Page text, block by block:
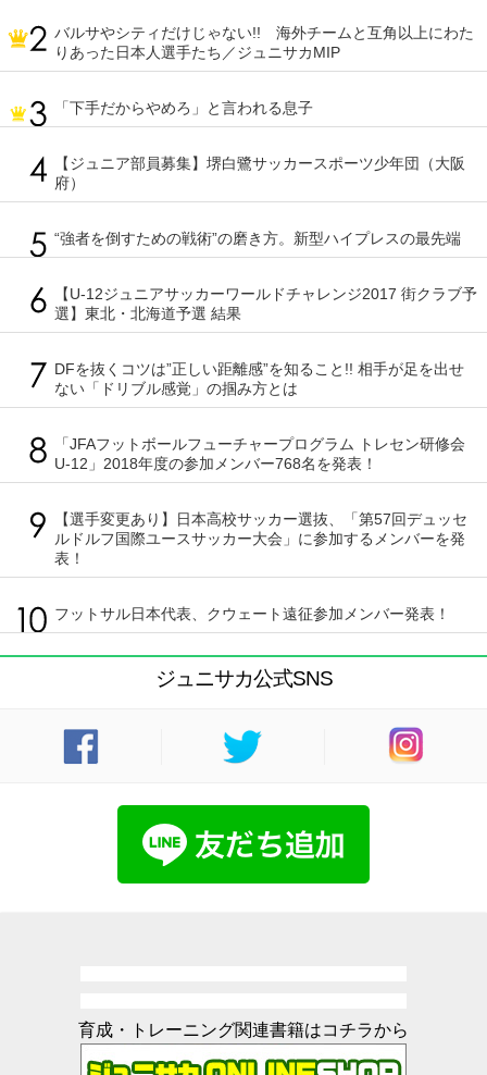
バルサやシティだけじゃない!! 海外チームと互角以上にわた
りあった日本人選手たち／ジュニサカMIP
「下手だからやめろ」と言われる息子
【ジュニア部員募集】堺白鷺サッカースポーツ少年団（大阪
府）
“強者を倒すための戦術”の磨き方。新型ハイプレスの最先端
【U-12ジュニアサッカーワールドチャレンジ2017 街クラブ予
選】東北・北海道予選 結果
DFを抜くコツは”正しい距離感”を知ること!! 相手が足を出せ
ない「ドリブル感覚」の掴み方とは
「JFAフットボールフューチャープログラム トレセン研修会
U-12」2018年度の参加メンバー768名を発表！
【選手変更あり】日本高校サッカー選抜、「第57回デュッセ
ルドルフ国際ユースサッカー大会」に参加するメンバーを発
表！
フットサル日本代表、クウェート遠征参加メンバー発表！
ジュニサカ公式SNS
育成・トレーニング関連書籍はコチラから